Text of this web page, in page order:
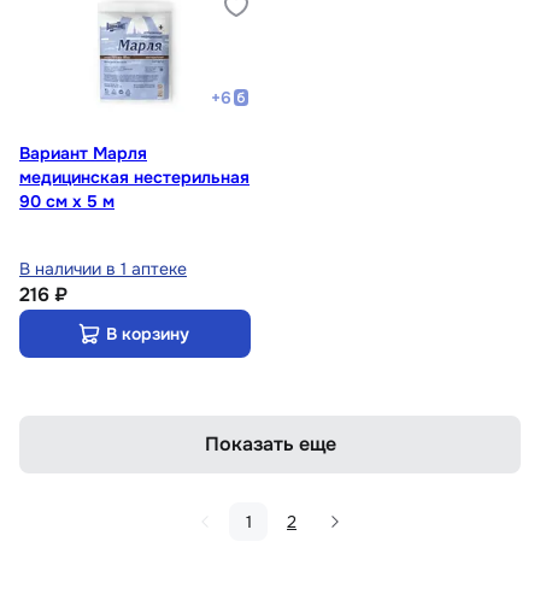
+6
Вариант Марля
медицинская нестерильная
90 см х 5 м
В наличии в 1 аптеке
216 ₽
В корзину
Показать еще
1 2